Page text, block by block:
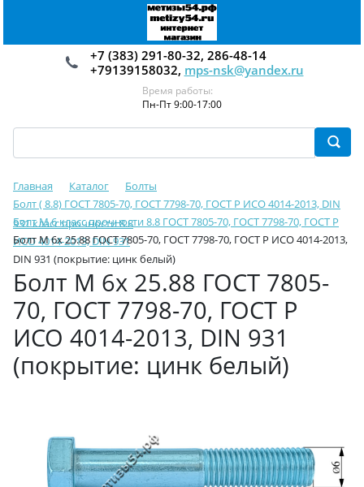
+7 (383) 291-80-32, 286-48-14
+79139158032, mps-nsk@yandex.ru
Время работы:
Пн-Пт 9:00-17:00
Главная Каталог
Болты
Болт ( 8.8) ГОСТ 7805-70, ГОСТ 7798-70, ГОСТ Р ИСО 4014-2013, DIN
931 класс прочности 8.8
Болт М 6 класс прочности 8.8 ГОСТ 7805-70, ГОСТ 7798-70, ГОСТ Р
ИСО 4014-2013, DIN 931
Болт М 6х 25.88 ГОСТ 7805-70, ГОСТ 7798-70, ГОСТ Р ИСО 4014-2013,
DIN 931 (покрытие: цинк белый)
Болт М 6х 25.88 ГОСТ 7805-
70, ГОСТ 7798-70, ГОСТ Р
ИСО 4014-2013, DIN 931
(покрытие: цинк белый)